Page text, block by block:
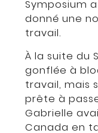
Symposium
donné une
travail.
À la suite du
gonflée à
travail, mais
prête à
Gabrielle
Canada en